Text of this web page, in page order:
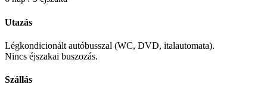
Utazás
Légkondicionált autóbusszal (WC, DVD, italautomata).
Nincs éjszakai buszozás.
Szállás